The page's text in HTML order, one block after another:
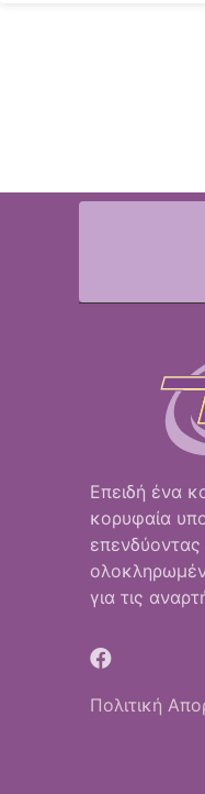
Επειδή ένα
κορυφαία
επενδύοντας
για τις
Πολιτική